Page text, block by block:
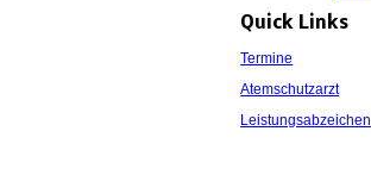
Quick Links
Termine
Atemschutzarzt
Leistungsabzeichen